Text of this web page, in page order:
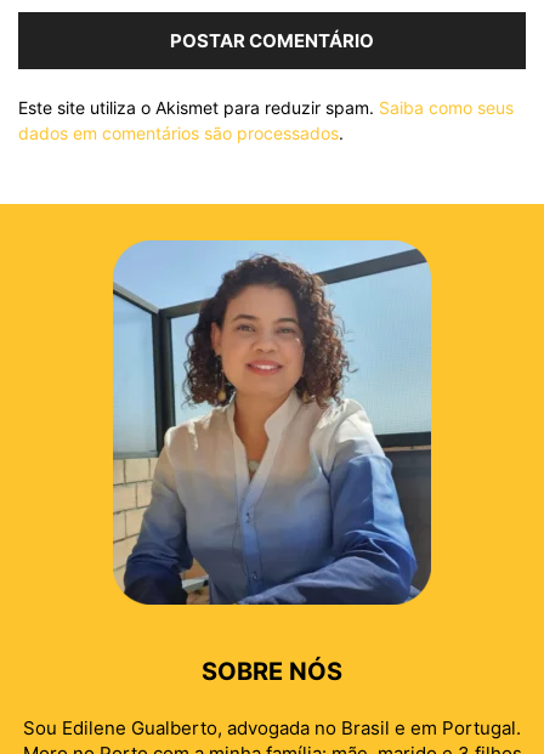
Este site utiliza o Akismet para reduzir spam. Saiba como seus
dados em comentários são processados.
SOBRE NÓS
Sou Edilene Gualberto, advogada no Brasil e em Portugal.